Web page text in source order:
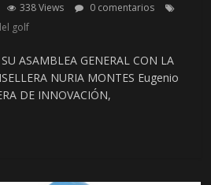
338 Views
0 comentarios
golf
ASAMBLEA GENERAL CON LA
NURIA MONTES Eugenio
DE INNOVACIÓN,